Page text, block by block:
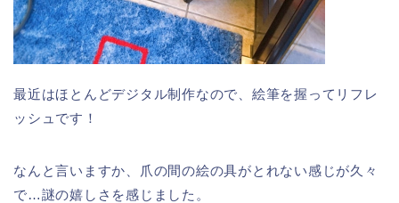
最近はほとんどデジタル制作なので、絵筆を握ってリフレ
ッシュです！
なんと言いますか、爪の間の絵の具がとれない感じが久々
で…謎の嬉しさを感じました。